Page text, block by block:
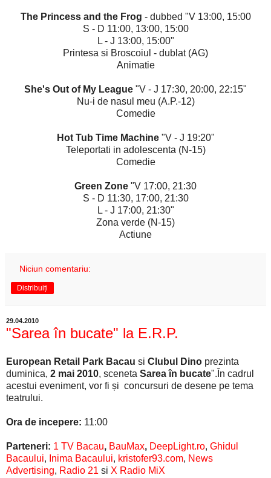
The Princess and the Frog - dubbed "V 13:00, 15:00
S - D 11:00, 13:00, 15:00
L - J 13:00, 15:00"
Printesa si Broscoiul - dublat (AG)
Animatie
She's Out of My League "V - J 17:30, 20:00, 22:15"
Nu-i de nasul meu (A.P.-12)
Comedie
Hot Tub Time Machine"V - J 19:20"
Teleportati in adolescenta (N-15)
Comedie
Green Zone "V 17:00, 21:30
S - D 11:30, 17:00, 21:30
L - J 17:00, 21:30"
Zona verde (N-15)
Actiune
Niciun comentariu:
Distribuiți
29.04.2010
"Sarea în bucate" la E.R.P.
European Retail Park Bacau si Clubul Dino prezinta
duminica, 2 mai 2010, sceneta Sarea în bucate".În cadrul
acestui eveniment, vor fi și concursuri de desene pe tema
teatrului.
Ora de incepere: 11:00
Parteneri: 1 TV Bacau, BauMax, DeepLight.ro, Ghidul
Bacaului, Inima Bacaului, kristofer93.com, News
Advertising, Radio 21 si X Radio MiX